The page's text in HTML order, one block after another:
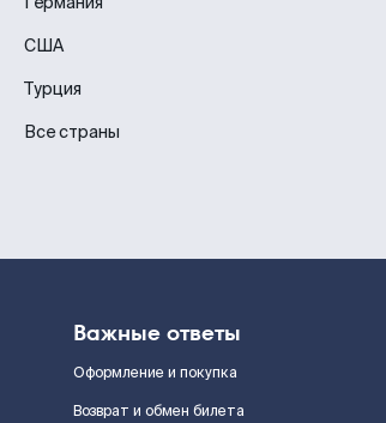
США
Турция
Все страны
Важные ответы
Оформление и покупка
Возврат и обмен билета